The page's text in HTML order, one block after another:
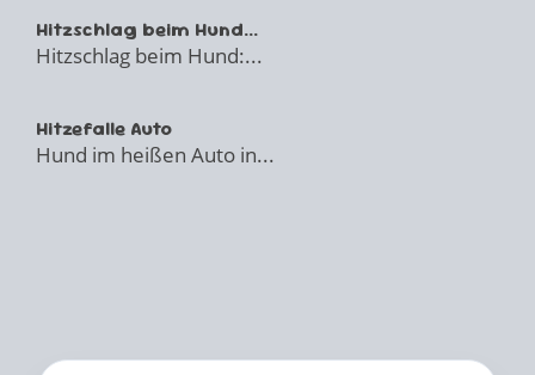
Hitzschlag beim Hund...
Hitzschlag beim Hund:...
Hitzefalle Auto
Hund im heißen Auto in...